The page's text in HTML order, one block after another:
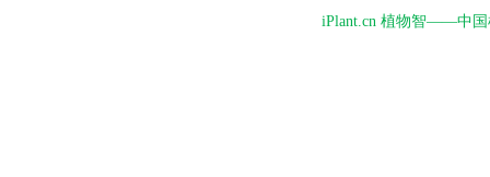
iPlant.cn 植物智——中国